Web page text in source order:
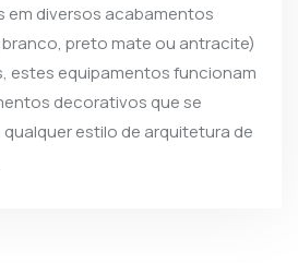
em diversos acabamentos
preto mate ou antracite)
estes equipamentos funcionam
decorativos que se
estilo de arquitetura de